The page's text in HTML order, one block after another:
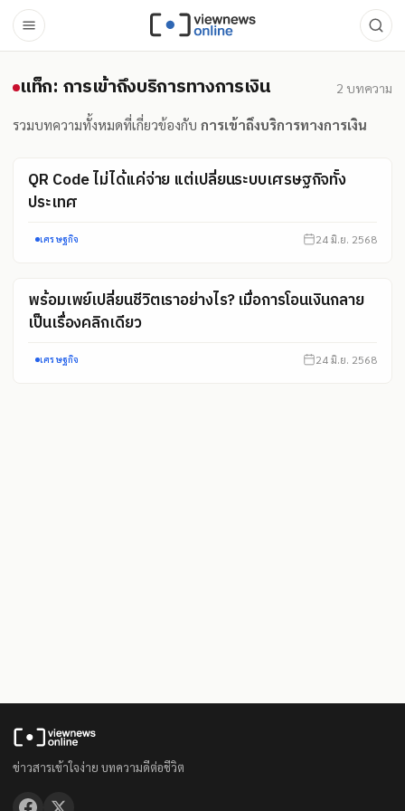
แท็ก: การเข้าถึงบริการทางการเ
แท็ก: การเข้าถึงบริการทางการเงิน 2 บทความ
รวมบทความทั้งหมดที่เกี่ยวข้องกับ การเข้าถึงบริการทางการเงิน
QR Code ไม่ได้แค่จ่าย แต่เปลี่ยนระบบเศรษฐกิจทั้ง
ประเทศ
เศรษฐกิจ 24 มิ.ย. 2568
พร้อมเพย์เปลี่ยนชีวิตเราอย่างไร? เมื่อการโอนเงินกลาย
เป็นเรื่องคลิกเดียว
เศรษฐกิจ 24 มิ.ย. 2568
ข่าวสารเข้าใจง่าย บทความดีต่อชีวิต